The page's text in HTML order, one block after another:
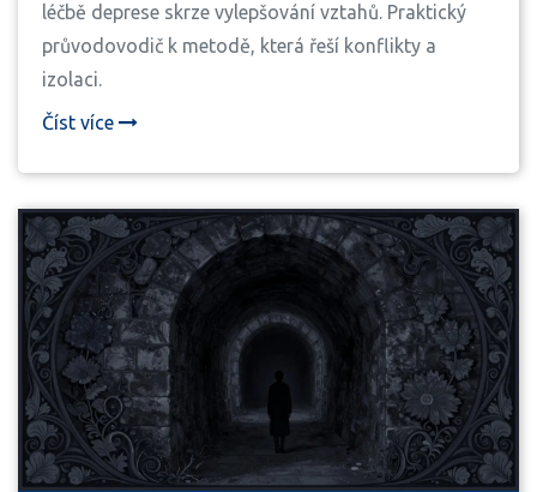
léčbě deprese skrze vylepšování vztahů. Praktický
průvodovodič k metodě, která řeší konflikty a
izolaci.
Číst více